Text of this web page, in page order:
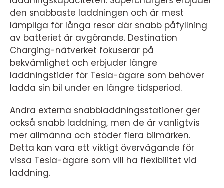
den snabbaste laddningen och är mest
lämpliga för långa resor där snabb påfyllning
av batteriet är avgörande. Destination
Charging-nätverket fokuserar på
bekvämlighet och erbjuder längre
laddningstider för Tesla-ägare som behöver
ladda sin bil under en längre tidsperiod.
Andra externa snabbladdningsstationer ger
också snabb laddning, men de är vanligtvis
mer allmänna och stöder flera bilmärken.
Detta kan vara ett viktigt övervägande för
vissa Tesla-ägare som vill ha flexibilitet vid
laddning.